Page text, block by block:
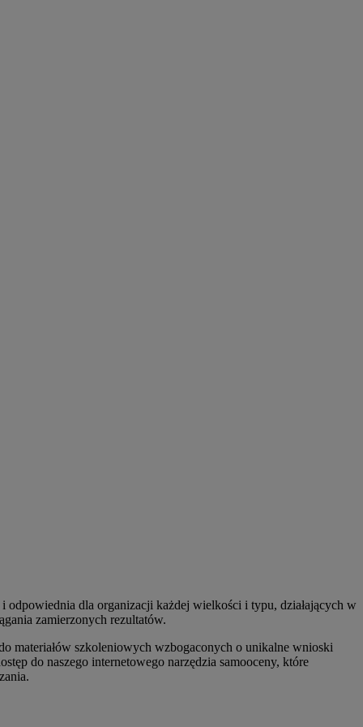
dla organizacji każdej wielkości i typu, działających w
zamierzonych rezultatów.
materiałów szkoleniowych wzbogaconych o unikalne wnioski
do naszego internetowego narzędzia samooceny, które